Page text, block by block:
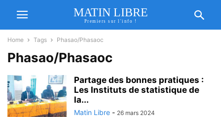
MATIN LIBRE
Premiers sur l'info !
Home Tags Phasao/Phasaoc
Phasao/Phasaoc
Partage des bonnes pratiques :
Les Instituts de statistique de
la...
Matin Libre - 26 mars 2024